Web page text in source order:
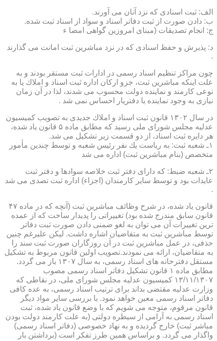
الف: ثبت اسنادی كه نزد آنان می آورند.
ب: دادن صورت از ثبت دفاتر اسناد و سواد از اسناد ثبت شده.
ج: انجام تصدیقات (مبنای امروزین گواهی امضا ء
د: پذیرش و حفظ اسنادی كه در نزد مباشرین ثبت امانت می گذارند
.
چون مراكز تنظیم اسناد رسمی در ادارات ثبت مستقر بودند و به
علت اینكه مباشرین ثبت، جزو اركان اداره ثبت اسناد و املاك یا به
نوعی كارمند و نماینده دولت محسوب می شدند، لذا در آن زمان
نیازی به وجود نماینده یا دفتریار احساس نمی شد .
در سال ۱۳۰۲ قانون ثبت اسناد و املاك جدیدی به تصویب كمیسیون
عدلیه مجلس شورای ملی رسید كه مطابق ماده ۵ قانون یاد شده،
هر دایره ثبت اسناد، از دو قسمت زیر تشكیل می شد.
۱ـ شعبه ثبت: به ریاست یك نفر رئیس شعبه و توسط چندین مأمور
متخصص (بنام مباشرین ثبت) اداره می شد
۲ـ شعبه ضبط: كه دارای دفتر ثبت خلاصه سوادها و دفتر ثبت
عایدات بود و توسط سایر كارمندان (اجزاء) اداره ثبت تصدی می شد
.
قانون یاد شده، در شرح وظائف مباشرین ثبت (آنچه كه در ماده ۴۷
قانون سابق مندرج شده بود) تغییراتی را پدیدار ساخت كه از عمده
ترین تغییرات آن می توان به لغو ضمنی دادن صورت ثبت دفاتر
توسط مباشرین ثبت به متقاضیان اشاره داشت. لیكن علیرغم چنین
حذفی، در عمل مباشرین ثبت در آن روزگاران صورت ثبت سند را
به متقاضیان، ارائه می نمودند.تصویب اولین قانون مربوط به تشكیل
مستقل دفترخانه های اسناد رسمی، به سال ۱۳۰۷ باز می گردد.
مطابق ماده ۱ قانون تشكیل دفاتر اسناد رسمی مصوب
۱۳/۱۱/۱۳۰۷ كمیسیون عدلیه مجلس شورای ملی، در نقاطی كه
وزارت عدلیه مقتضی بداند برای ترتیب اسناد رسمی، به عده كافی
دفاتر اسناد رسمی معین خواهد نمود. با بررسی سایر مواد دیگر
قانون مرقوم، متوجه می شویم كه با وضع قانون یاد شده، ثبت
اسناد رسمی به آرامی از سیطره دولتی (به علت كارمند دولت بودن
مباشر ثبت) خارج گردیده و به نهاد خصوصی (دفاتر اسناد رسمی)
واگذار می گردد. و براساس همین طرز تفكر است (برداشتن بار